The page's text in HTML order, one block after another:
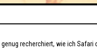
recherchiert, wie ich Safari